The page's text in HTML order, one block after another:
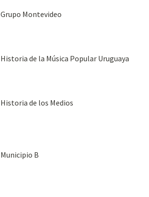
Grupo Montevideo
Historia de la Música Popular Uruguaya
Historia de los Medios
Municipio B